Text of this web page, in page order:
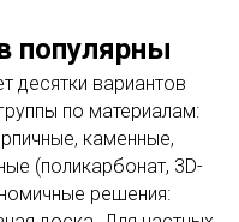
популярны
десятки вариантов
по материалам:
каменные,
(поликарбонат, 3D-
решения: